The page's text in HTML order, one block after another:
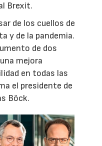
Brexit.
de los cuellos de
y de la pandemia.
de dos
mejora
en todas las
el presidente de
Böck.